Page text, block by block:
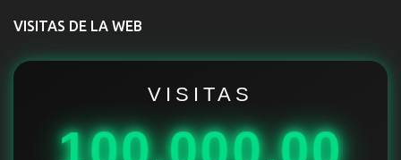
t
r
VISITAS DE LA WEB
VISITAS